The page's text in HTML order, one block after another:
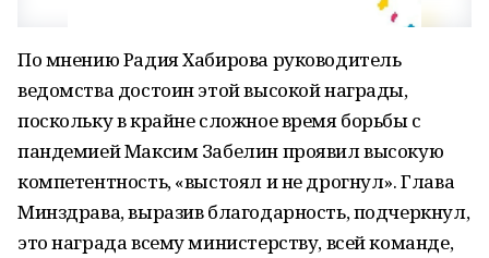
По мнению Радия Хабирова руководитель
ведомства достоин этой высокой награды,
поскольку в крайне сложное время борьбы с
пандемией Максим Забелин проявил высокую
компетентность, «выстоял и не дрогнул». Глава
Минздрава, выразив благодарность, подчеркнул,
это награда всему министерству, всей команде,